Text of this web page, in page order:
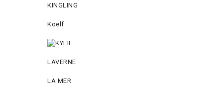
KINGLING
Koelf
LAVERNE
LA MER